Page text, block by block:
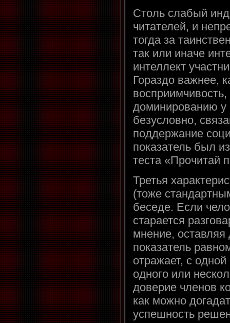
Столь слабый
читателей, и
тогда за
так или иначе
интеллект
Гораздо важнее,
доминированию у
безусловно,
поддержание
показатель был
теста «Прочитай
Третья
(тоже
беседе. Если
старается
мнение,
показатель
отражает, с
одного или
доверие членов
как можно
успешность